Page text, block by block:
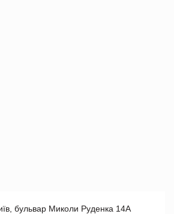
бульвар Миколи Руденка 14А